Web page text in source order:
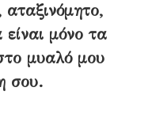
μόνο τα
μυαλό μου
σου.